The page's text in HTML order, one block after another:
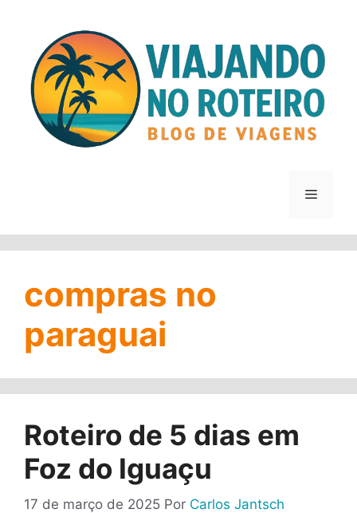
conteúdo
Menu
compras no
paraguai
Roteiro de 5 dias em
Foz do Iguaçu
17 de março de 2025 Por Carlos Jantsch